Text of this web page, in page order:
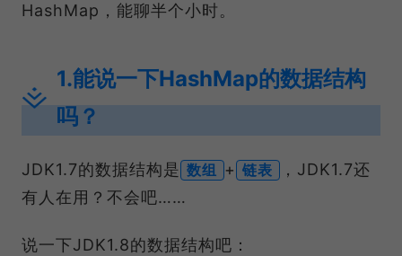
HashMap，能聊半个小时。
1.能说一下HashMap的数据结构
吗？
JDK1.7的数据结构是 数组 + 链表
，JDK1.7还
有人在用？不会吧……
说一下JDK1.8的数据结构吧：